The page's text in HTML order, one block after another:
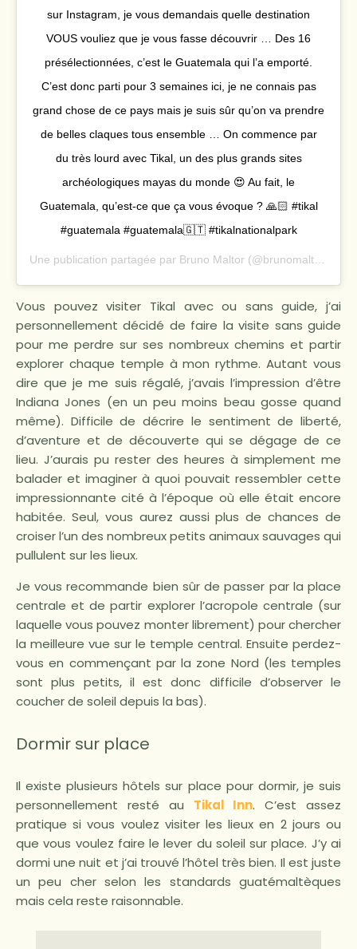
sur Instagram, je vous demandais quelle destination
VOUS vouliez que je vous fasse découvrir … Des 16
présélectionnées, c’est le Guatemala qui l’a emporté.
C’est donc parti pour 3 semaines ici, je ne connais pas
grand chose de ce pays mais je suis sûr qu’on va prendre
de belles claques tous ensemble … On commence par
du très lourd avec Tikal, un des plus grands sites
archéologiques mayas du monde 😍 Au fait, le
Guatemala, qu’est-ce que ça vous évoque ? 🙏🏻 #tikal
#guatemala #guatemala🇬🇹 #tikalnationalpark
Une publication partagée par Bruno Maltor (@brunomaltor) le
Vous pouvez visiter Tikal avec ou sans guide, j’ai
personnellement décidé de faire la visite sans guide
pour me perdre sur ses nombreux chemins et partir
explorer chaque temple à mon rythme. Autant vous
dire que je me suis régalé, j’avais l’impression d’être
Indiana Jones (en un peu moins beau gosse quand
même). Difficile de décrire le sentiment de liberté,
d’aventure et de découverte qui se dégage de ce
lieu. J’aurais pu rester des heures à simplement me
balader et imaginer à quoi pouvait ressembler cette
impressionnante cité à l’époque où elle était encore
habitée. Seul, vous aurez aussi plus de chances de
croiser l’un des nombreux petits animaux sauvages qui
pullulent sur les lieux.
Je vous recommande bien sûr de passer par la place
centrale et de partir explorer l’acropole centrale (sur
laquelle vous pouvez monter librement) pour chercher
la meilleure vue sur le temple central. Ensuite perdez-
vous en commençant par la zone Nord (les temples
sont plus petits, il est donc difficile d’observer le
coucher de soleil depuis la bas).
Dormir sur place
Il existe plusieurs hôtels sur place pour dormir, je suis
personnellement resté au Tikal Inn. C’est assez
pratique si vous voulez visiter les lieux en 2 jours ou
que vous voulez faire le lever du soleil sur place. J’y ai
dormi une nuit et j’ai trouvé l’hôtel très bien. Il est juste
un peu cher selon les standards guatémaltèques
mais cela reste raisonnable.